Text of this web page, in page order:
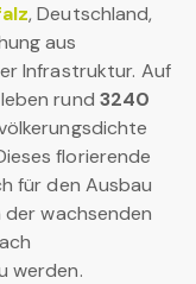
, Deutschland,
aus
Infrastruktur. Auf
leben rund 3240
florierende
für den Ausbau
wachsenden
werden.